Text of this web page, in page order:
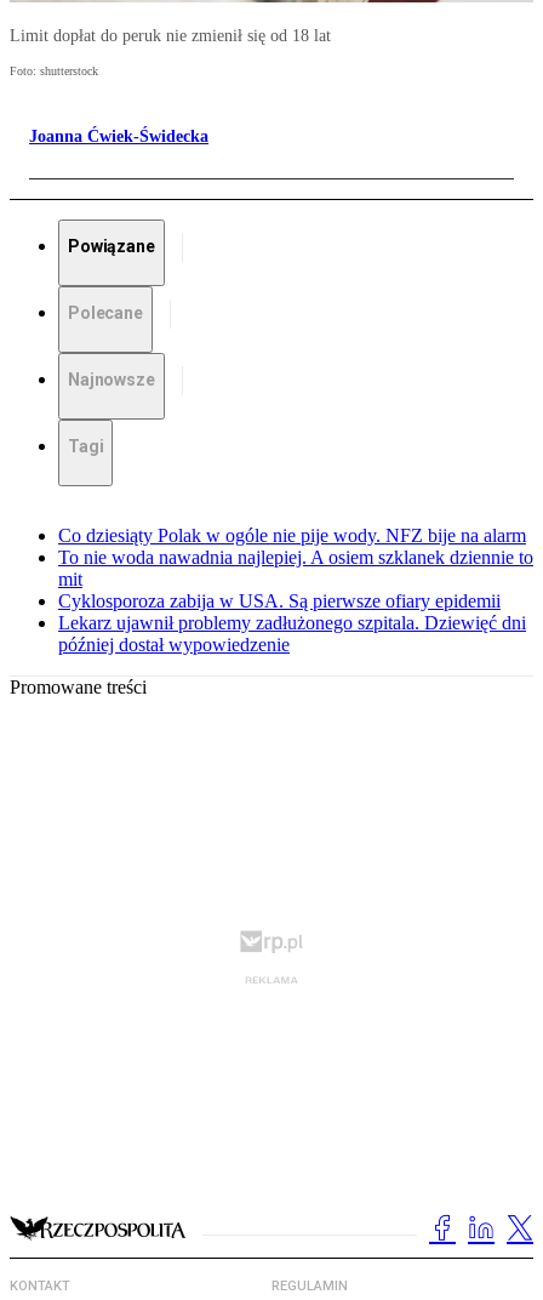
Limit dopłat do peruk nie zmienił się od 18 lat
Foto: shutterstock
Joanna Ćwiek-Świdecka
Powiązane
Polecane
Najnowsze
Tagi
Co dziesiąty Polak w ogóle nie pije wody. NFZ bije na alarm
To nie woda nawadnia najlepiej. A osiem szklanek dziennie to
mit
Cyklosporoza zabija w USA. Są pierwsze ofiary epidemii
Lekarz ujawnił problemy zadłużonego szpitala. Dziewięć dni
później dostał wypowiedzenie
Promowane treści
KONTAKT REGULAMIN